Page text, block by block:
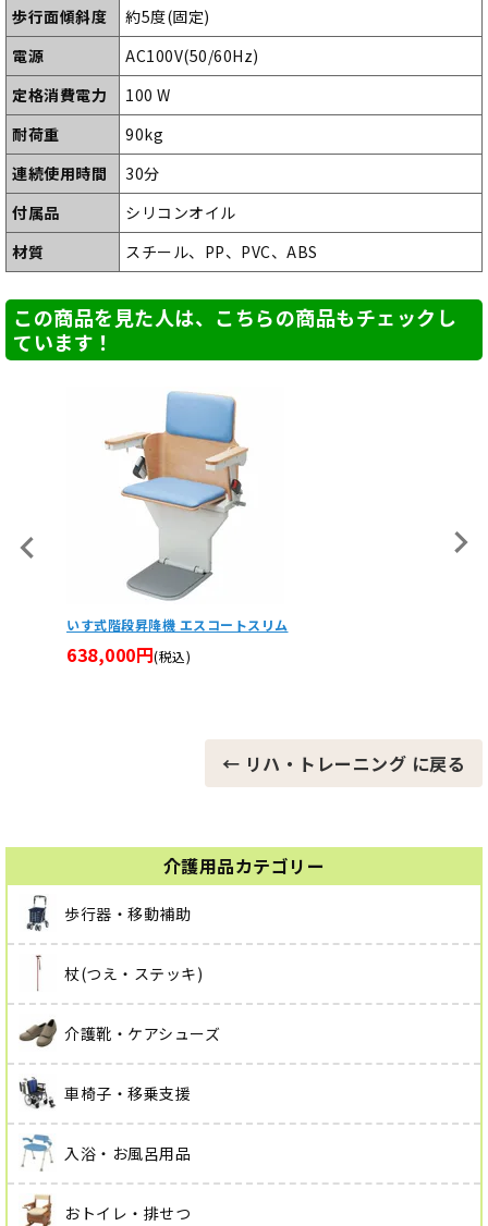
介護用品カテゴリー
歩行器・移動補助
杖(つえ・ステッキ)
介護靴・ケアシューズ
車椅子・移乗支援
入浴・お風呂用品
おトイレ・排せつ
歩行面傾斜度
約5度(固定)
電源
AC100V(50/60Hz)
定格消費電力
100 W
耐荷重
90kg
連続使用時間
30分
付属品
シリコンオイル
材質
スチール、PP、PVC、ABS
この商品を見た人は、こちらの商品もチェックし
ています！
【非課税】ロフストランドクラッチ(Aアームカフ) Sサイ
ズ(小)・Mサイズ(中)・Lサイズ(大)
11,900円
← リハ・トレーニング に戻る